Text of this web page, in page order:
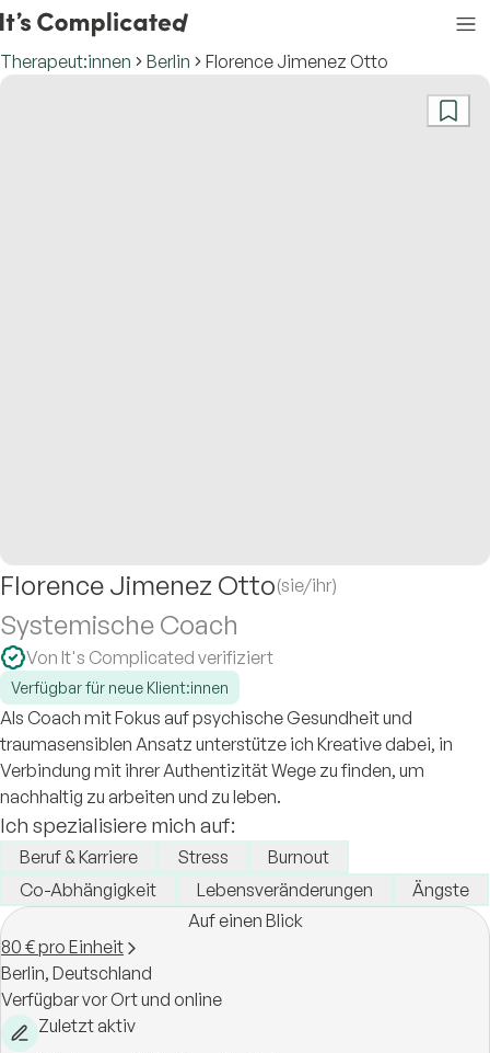
Therapeut:innen Berlin Florence Jimenez Otto
Florence Jimenez Otto(sie/ihr)
Systemische Coach
Von It's Complicated verifiziert
Verfügbar für neue Klient:innen
Als Coach mit Fokus auf psychische Gesundheit und
traumasensiblen Ansatz unterstütze ich Kreative dabei, in
Verbindung mit ihrer Authentizität Wege zu finden, um
nachhaltig zu arbeiten und zu leben.
Ich spezialisiere mich auf:
Beruf & Karriere Stress
Burnout
Co-Abhängigkeit
Lebensveränderungen
Ängste
Auf einen Blick
80 € pro Einheit
Berlin, Deutschland
Verfügbar vor Ort und online
Zuletzt aktiv